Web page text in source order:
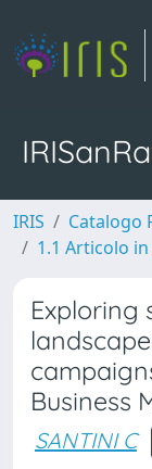
IRIS Catalogo
1.1 Articolo
Exploring
Business
SANTINI C